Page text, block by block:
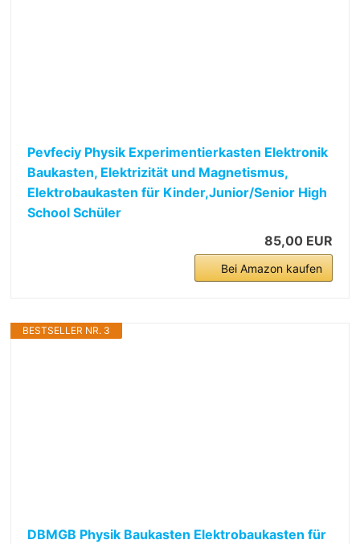
Pevfeciy Physik Experimentierkasten Elektronik
Baukasten, Elektrizität und Magnetismus,
Elektrobaukasten für Kinder,Junior/Senior High
School Schüler
85,00 EUR
Bei Amazon kaufen
BESTSELLER NR. 3
DBMGB Physik Baukasten Elektrobaukasten für